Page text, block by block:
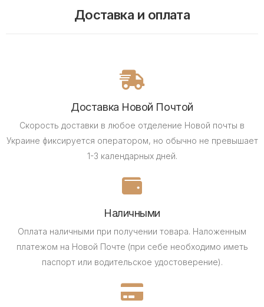
Доставка и оплата
Доставка Новой Почтой
Скорость доставки в любое отделение Новой почты в
Украине фиксируется оператором, но обычно не превышает
1-3 календарных дней.
Наличными
Оплата наличными при получении товара. Наложенным
платежом на Новой Почте (при себе необходимо иметь
паспорт или водительское удостоверение).